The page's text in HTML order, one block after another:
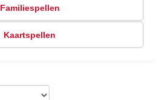
Familiespellen
Kaartspellen